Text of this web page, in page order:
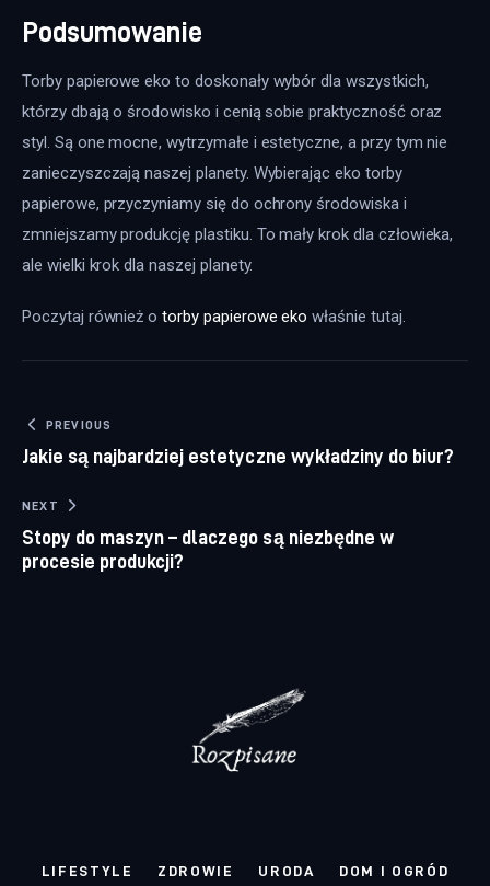
Podsumowanie
Torby papierowe eko to doskonały wybór dla wszystkich,
którzy dbają o środowisko i cenią sobie praktyczność oraz
styl. Są one mocne, wytrzymałe i estetyczne, a przy tym nie
zanieczyszczają naszej planety. Wybierając eko torby
papierowe, przyczyniamy się do ochrony środowiska i
zmniejszamy produkcję plastiku. To mały krok dla człowieka,
ale wielki krok dla naszej planety.
Poczytaj również o torby papierowe eko właśnie tutaj.
Nawigacja wpisu
PREVIOUS
Jakie są najbardziej estetyczne wykładziny do biur?
NEXT
Stopy do maszyn – dlaczego są niezbędne w
procesie produkcji?
LIFESTYLE ZDROWIE URODA DOM I OGRÓD